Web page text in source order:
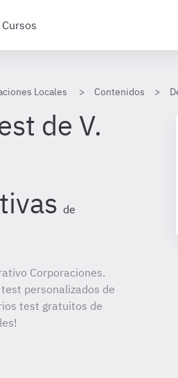
Cursos
Locales Contenidos
de V.
de
Corporaciones.
personalizados de
test gratuitos de